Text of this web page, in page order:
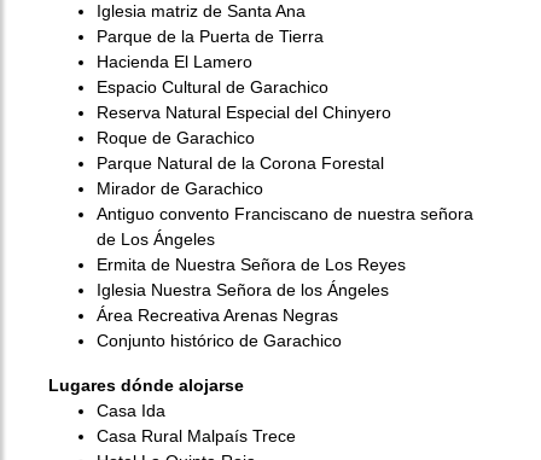
Iglesia matriz de Santa Ana
Parque de la Puerta de Tierra
Hacienda El Lamero
Espacio Cultural de Garachico
Reserva Natural Especial del Chinyero
Roque de Garachico
Parque Natural de la Corona Forestal
Mirador de Garachico
Antiguo convento Franciscano de nuestra señora
de Los Ángeles
Ermita de Nuestra Señora de Los Reyes
Iglesia Nuestra Señora de los Ángeles
Área Recreativa Arenas Negras
Conjunto histórico de Garachico
Lugares dónde alojarse
Casa Ida
Casa Rural Malpaís Trece